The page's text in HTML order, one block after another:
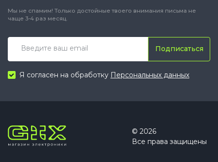
Мы не спамим! Только достойные твоего внимания письма не
чаще 3-4 раз месяц.
Подписаться
Я согласен на обработку Персональных данных
© 2026
Все права защищены